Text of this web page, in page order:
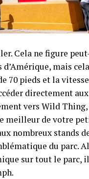
Cela ne figure
mais
70 pieds et la
directement
vers Wild Thing,
meilleur de votre
nombreux stands
du parc.
sur tout le parc,